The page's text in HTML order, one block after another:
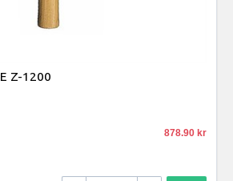
Z-1200
878.90